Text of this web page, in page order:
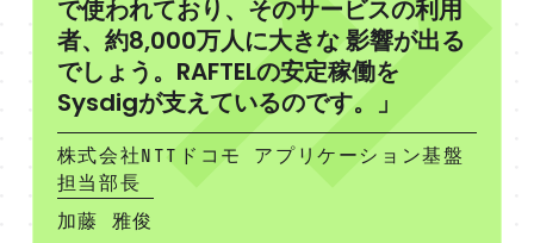
で使われており、そのサービスの利用
者、約8,000万人に大きな 影響が出る
でしょう。RAFTELの安定稼働を
Sysdigが支えているのです。」
株式会社NTTドコモ アプリケーション基盤
担当部長
加藤 雅俊